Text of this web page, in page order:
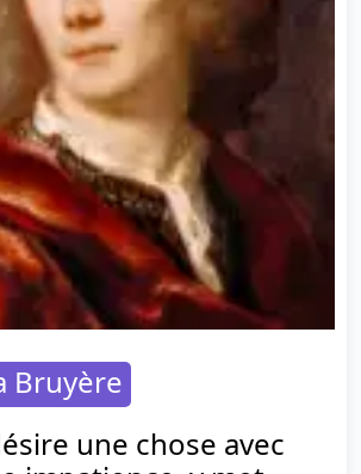
Bruyère
une chose avec